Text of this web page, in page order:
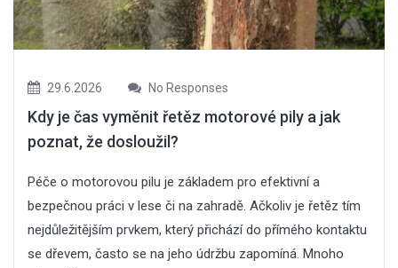
29.6.2026 No Responses
Kdy je čas vyměnit řetěz motorové pily a jak
poznat, že dosloužil?
Péče o motorovou pilu je základem pro efektivní a
bezpečnou práci v lese či na zahradě. Ačkoliv je řetěz tím
nejdůležitějším prvkem, který přichází do přímého kontaktu
se dřevem, často se na jeho údržbu zapomíná. Mnoho